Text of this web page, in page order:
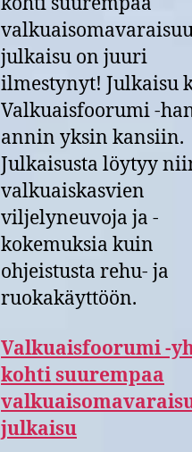
julkaisu on juuri
ilmestynyt! Julkaisu
Valkuaisfoorumi -
annin yksin kansiin.
Julkaisusta löytyy
valkuaiskasvien
viljelyneuvoja ja -
kokemuksia kuin
ohjeistusta rehu- ja
ruokakäyttöön.
Valkuaisfoorumi -
kohti suurempaa
julkaisu